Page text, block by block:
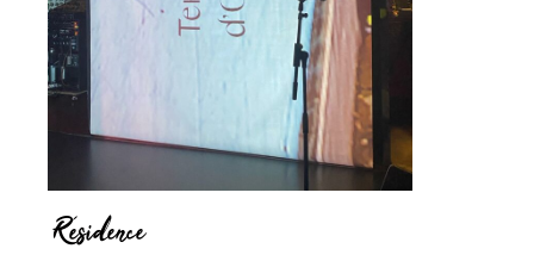
Résidence